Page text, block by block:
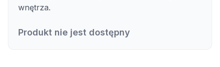
wnętrza.
Produkt nie jest dostępny